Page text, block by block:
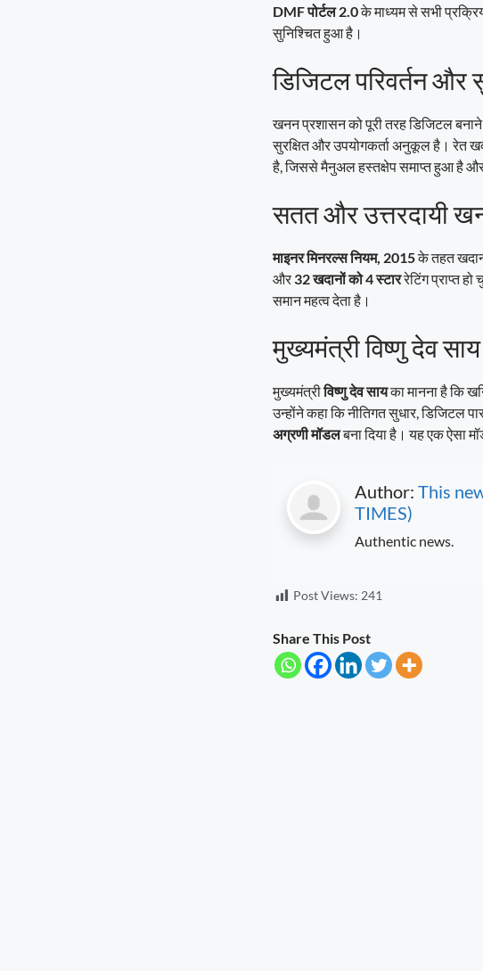
DMF पोर्टल 2.0के माध्यम से सभी
सुनिश्चित हुआ है।
डिजिटल परिवर्तन और
खनन प्रशासन को पूरी तरह डिजिटल
सुरक्षित और उपयोगकर्ता अनुकूल है। रेत
है, जिससे मैनुअल हस्तक्षेप समाप्त हुआ है और
सतत और उत्तरदायी
माइनर मिनरल्स नियम, 2015के तहत
और 32 खदानों को 4 स्टाररेटिंग प्राप्त हो
समान महत्व देता है।
मुख्यमंत्री विष्णु देव साय
मुख्यमंत्रीविष्णु देव सायका मानना है कि
उन्होंने कहा कि नीतिगत सुधार, डिजिटल
अग्रणी मॉडलबना दिया है। यह एक ऐसा
Author: This
TIMES)
Authentic news.
Post Views: 241
Share This Post